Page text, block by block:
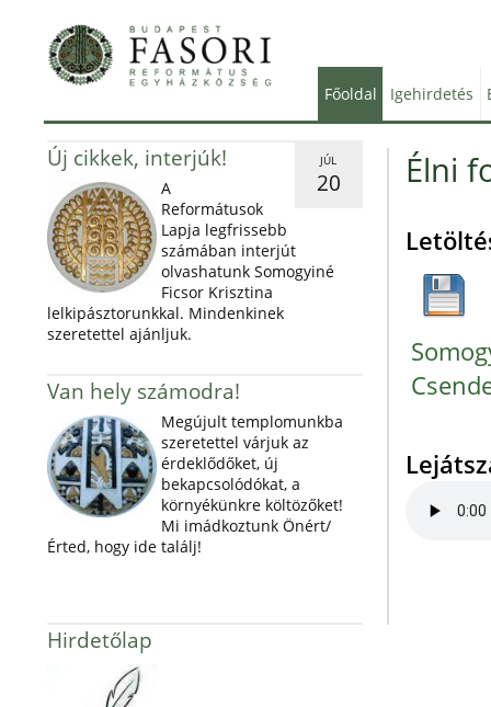
Főoldal Igehirdetés
JÚL
20
Új cikkek, interjúk!
A
Reformátusok
Lapja legfrissebb
számában interjút
olvashatunk Somogyiné
Ficsor Krisztina
lelkipásztorunkkal. Mindenkinek
szeretettel ajánljuk.
Van hely számodra!
Megújult templomunkba
szeretettel várjuk az
érdeklődőket, új
bekapcsolódókat, a
környékünkre költözőket!
Mi imádkoztunk Önért/
Érted, hogy ide találj!
Hirdetőlap
Élni